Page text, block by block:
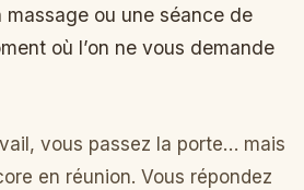
ou une séance de
où l’on ne vous demande
vous passez la porte… mais
en réunion. Vous répondez